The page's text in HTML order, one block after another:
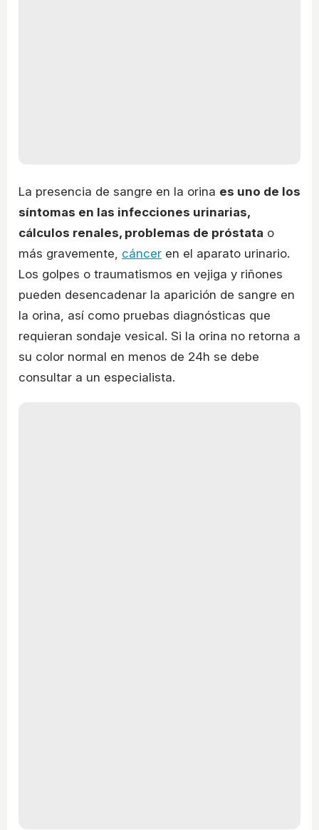
La presencia de sangre en la orina es uno de los
síntomas en las infecciones urinarias,
cálculos renales, problemas de próstata o
más gravemente, cáncer en el aparato urinario.
Los golpes o traumatismos en vejiga y riñones
pueden desencadenar la aparición de sangre en
la orina, así como pruebas diagnósticas que
requieran sondaje vesical. Si la orina no retorna a
su color normal en menos de 24h se debe
consultar a un especialista.